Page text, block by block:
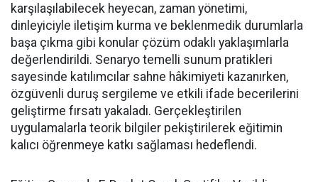
karşılaşılabilecek heyecan, zaman yönetimi,
dinleyiciyle iletişim kurma ve beklenmedik durumlarla
başa çıkma gibi konular çözüm odaklı yaklaşımlarla
değerlendirildi. Senaryo temelli sunum pratikleri
sayesinde katılımcılar sahne hâkimiyeti kazanırken,
özgüvenli duruş sergileme ve etkili ifade becerilerini
geliştirme fırsatı yakaladı. Gerçekleştirilen
uygulamalarla teorik bilgiler pekiştirilerek eğitimin
kalıcı öğrenmeye katkı sağlaması hedeflendi.